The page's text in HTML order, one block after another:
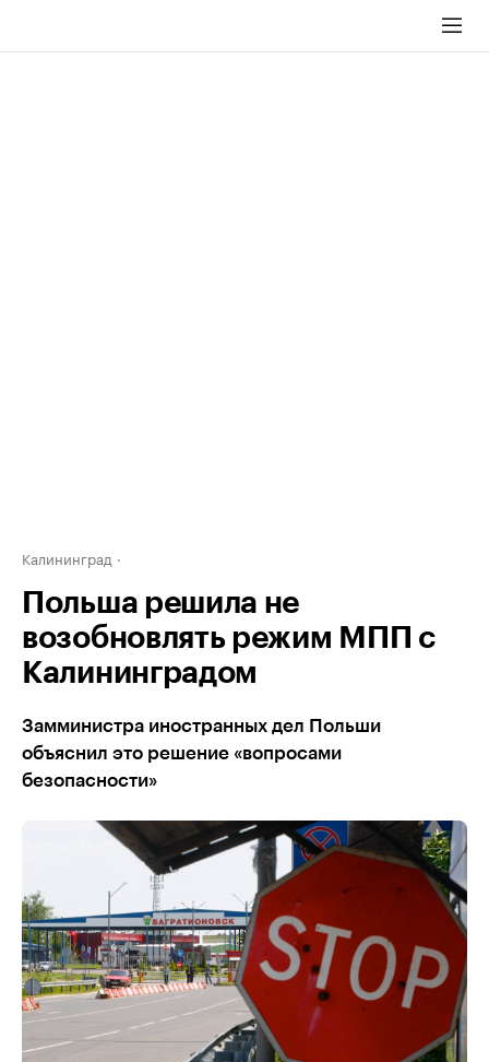
Калининград
Польша решила не
возобновлять режим МПП с
Калининградом
Замминистра иностранных дел Польши
объяснил это решение «вопросами
безопасности»